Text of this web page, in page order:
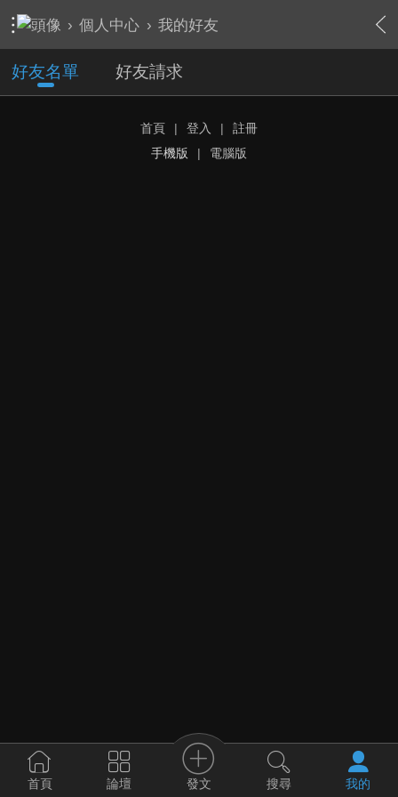
› 個人中心 › 我的好友
好友名單 好友請求
首頁 | 登入 |
註冊
手機版
| 電腦版
首頁 論壇 發文 搜尋 我的